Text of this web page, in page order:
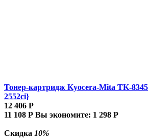
Тонер-картридж Kyocera-Mita TK-
2552ci}
12 406 Р
11 108 Р Вы экономите: 1 298 Р
Скидка 10%